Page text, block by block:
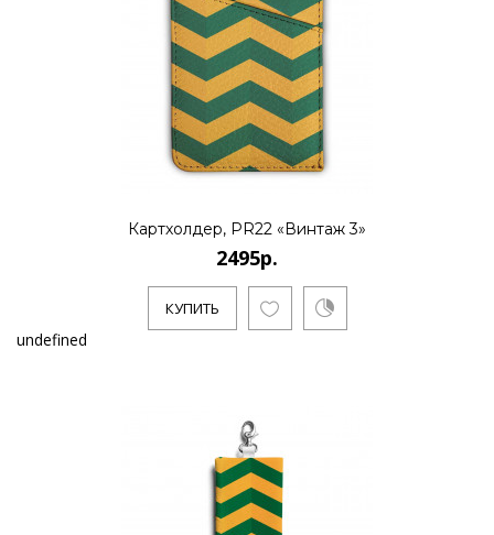
Картхолдер, PR22 «Винтаж 3»
2495р.
КУПИТЬ
undefined